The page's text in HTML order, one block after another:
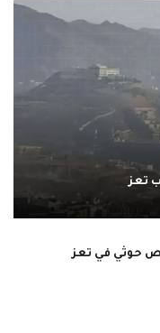
حوثي في تعز